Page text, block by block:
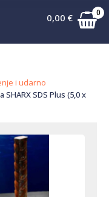
0,00 € 0
i udarno
SHARX SDS Plus (5,0 x